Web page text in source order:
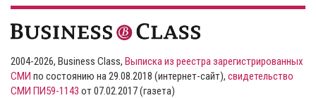
2004-2026, Business Class, Выписка из реестра зарегистрированных
СМИ по состоянию на 29.08.2018 (интернет-сайт), свидетельство
СМИ ПИ59-1143 от 07.02.2017 (газета)